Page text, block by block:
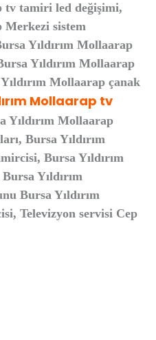
tv tamiri led değişimi,
Merkezi sistem
Yıldırım Mollaarap
Yıldırım Mollaarap
Mollaarap çanak
Mollaarap tv
Yıldırım Mollaarap
Bursa Yıldırım
Bursa Yıldırım
Yıldırım
Bursa Yıldırım
Televizyon servisi Cep